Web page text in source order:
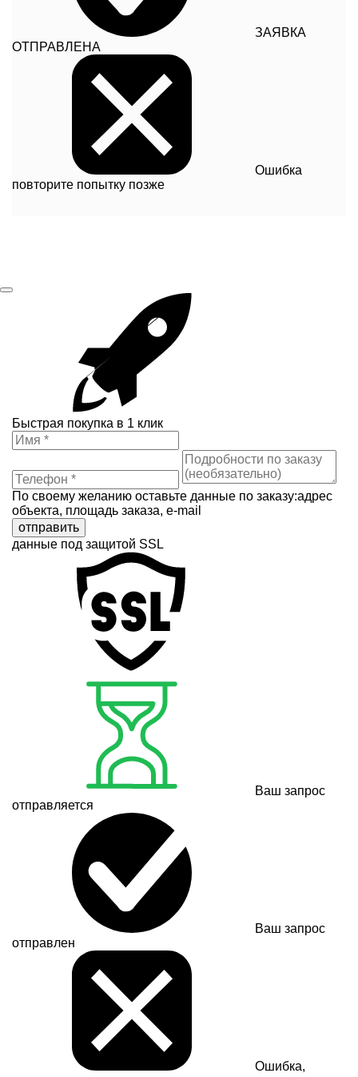
ЗАЯВКА
ОТПРАВЛЕНА
Ошибка
повторите попытку позже
Быстрая покупка в 1 клик
По своему желанию оставьте данные по заказу:адрес
объекта, площадь заказа, e-mail
отправить
данные под защитой SSL
Ваш запрос
отправляется
Ваш запрос
отправлен
Ошибка,